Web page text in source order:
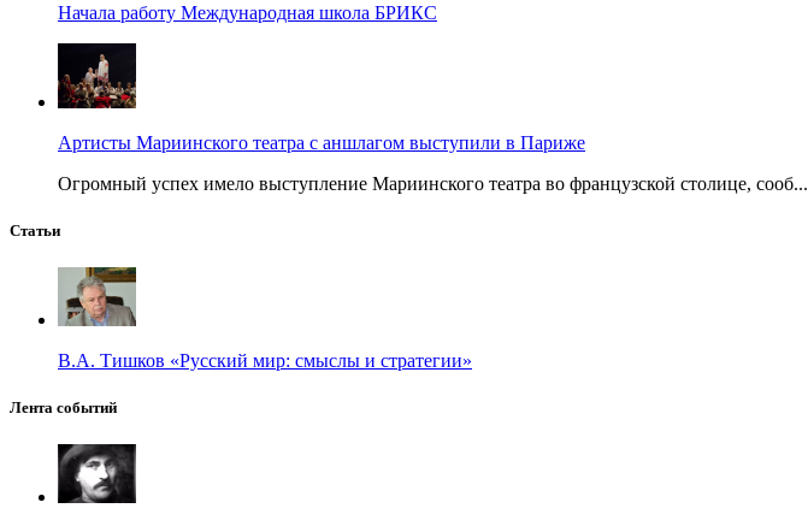
Начала работу Международная школа БРИКС
Артисты Мариинского театра с аншлагом выступили в Париже
Огромный успех имело выступление Мариинского театра во французской столице, сооб...
Статьи
В.А. Тишков «Русский мир: смыслы и стратегии»
Лента событий